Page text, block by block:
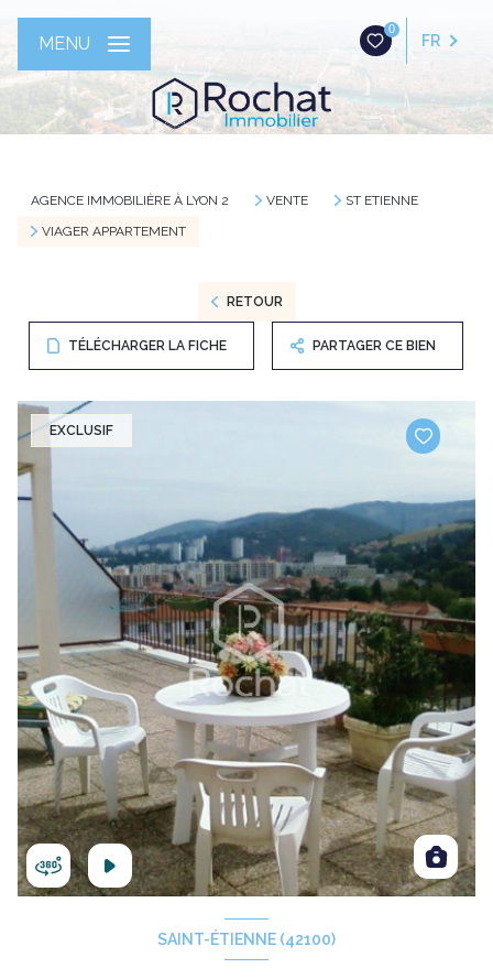
0
FR
MENU
AGENCE IMMOBILIÈRE À LYON 2 VENTE
ST ETIENNE
VIAGER APPARTEMENT
RETOUR
TÉLÉCHARGER LA FICHE PARTAGER CE BIEN
EXCLUSIF
SAINT-ÉTIENNE (42100)